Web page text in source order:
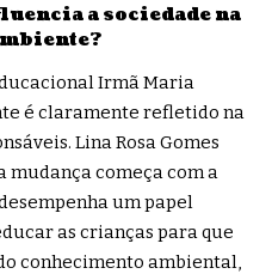
a sociedade na
Irmã Maria
é claramente refletido na
Lina Rosa Gomes
mudança começa com a
um papel
as crianças para que
conhecimento ambiental,